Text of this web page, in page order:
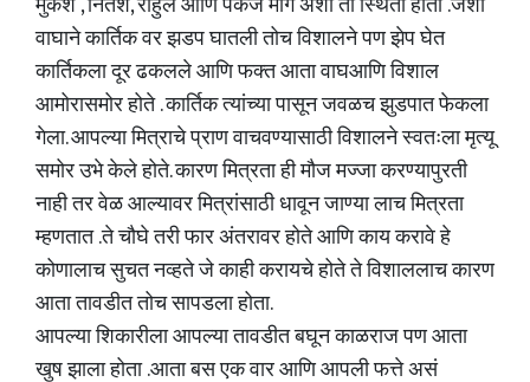
वाघाने कार्तिक वर झडप घातली तोच विशालने पण झेप घेत
कार्तिकला दूर ढकलले आणि फक्त आता वाघआणि विशाल
आमोरासमोर होते . कार्तिक त्यांच्या पासून जवळच झुडपात फेकला
गेला. आपल्या मित्राचे प्राण वाचवण्यासाठी विशालने स्वतःला मृत्यू
समोर उभे केले होते. कारण मित्रता ही मौज मज्जा करण्यापुरती
नाही तर वेळ आल्यावर मित्रांसाठी धावून जाण्या लाच मित्रता
म्हणतात .ते चौघे तरी फार अंतरावर होते आणि काय करावे हे
कोणालाच सुचत नव्हते जे काही करायचे होते ते विशाललाच कारण
आता तावडीत तोच सापडला होता.
आपल्या शिकारीला आपल्या तावडीत बघून काळराज पण आता
खुष झाला होता .आता बस एक वार आणि आपली फत्ते असं